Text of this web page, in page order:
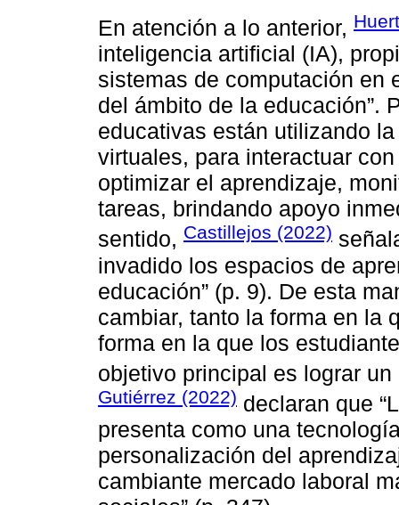
En atención a lo anterior,
inteligencia artificial (IA),
sistemas de computación en
del ámbito de la educación”.
educativas están utilizando
virtuales, para interactuar
optimizar el aprendizaje,
tareas, brindando apoyo
sentido, Castillejos (2022)
invadido los espacios de
educación” (p. 9). De esta
cambiar, tanto la forma en la
forma en la que los
objetivo principal es lograr
Gutiérrez (2022) declaran que
presenta como una
personalización del
cambiante mercado laboral